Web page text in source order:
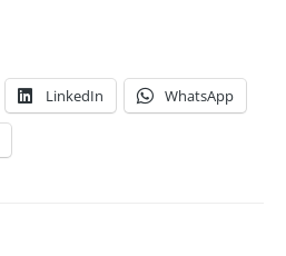
LinkedIn WhatsApp